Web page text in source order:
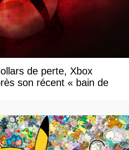
de perte, Xbox
son récent « bain de